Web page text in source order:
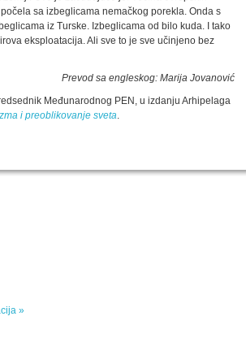
sa izbeglicama nemačkog porekla. Onda s
iz Turske. Izbeglicama od bilo kuda. I tako
eksploatacija. Ali sve to je sve učinjeno bez
Prevod sa engleskog: Marija Jovanović
Međunarodnog PEN, u izdanju Arhipelaga
i preoblikovanje sveta.
»